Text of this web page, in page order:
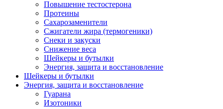
Повышение тестостерона
Протеины
Сахарозаменители
Сжигатели жира (термогеники)
Снеки и закуски
Снижение веса
Шейкеры и бутылки
Энергия, защита и восстановление
Шейкеры и бутылки
Энергия, защита и восстановление
Гуарана
Изотоники